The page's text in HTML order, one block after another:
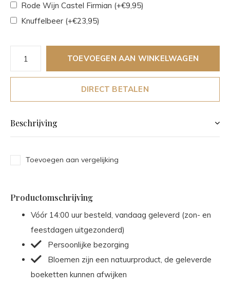
Rode Wijn Castel Firmian (+€9,95)
Knuffelbeer (+€23,95)
TOEVOEGEN AAN WINKELWAGEN
DIRECT BETALEN
Beschrijving
Toevoegen aan vergelijking
Productomschrijving
Vóór 14:00 uur besteld, vandaag geleverd (zon- en
feestdagen uitgezonderd)
Persoonlijke bezorging
Bloemen zijn een natuurproduct, de geleverde
boeketten kunnen afwijken